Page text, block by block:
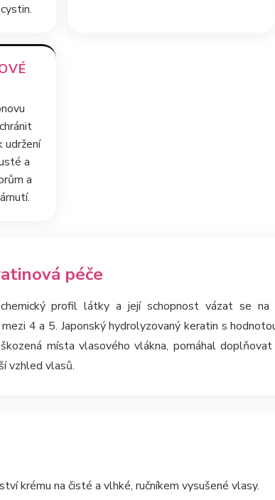
udržení
a
a
péče
profil látky a její schopnost vázat se
4 a 5. Japonský hydrolyzovaný keratin s
místa vlasového vlákna, pomáhal
vzhled vlasů.
krému na čisté a vlhké, ručníkem vysušené vlasy.